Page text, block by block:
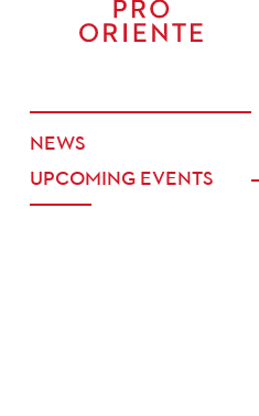
NEWS
UPCOMING EVENTS